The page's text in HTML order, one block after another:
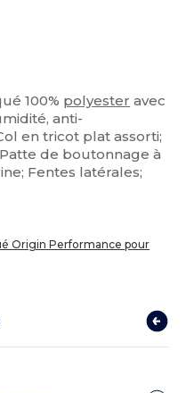
100% polyester avec
anti-
en tricot plat assorti;
de boutonnage à
Fentes latérales;
Origin Performance pour